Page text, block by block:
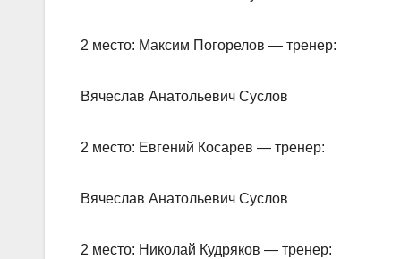
2 место: Максим Погорелов — тренер:
Вячеслав Анатольевич Суслов
2 место: Евгений Косарев — тренер:
Вячеслав Анатольевич Суслов
2 место: Николай Кудряков — тренер: